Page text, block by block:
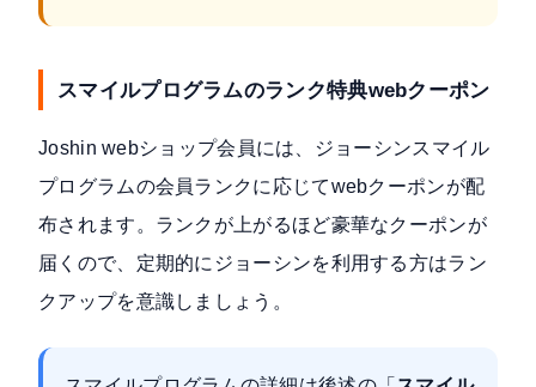
スマイルプログラムのランク特典webクーポン
Joshin webショップ会員には、
ジョーシンスマイル
プログラムの会員ランクに応じてwebクーポンが配
布されます。ランクが上がるほど豪華なクーポンが
届くので、定期的にジョーシンを利用する方はラン
クアップを意識しましょう。